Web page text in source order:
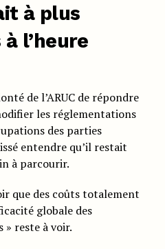
à plus
l’heure
de l’ARUC de répondre
les réglementations
des parties
entendre qu’il restait
à parcourir.
que des coûts totalement
globale des
» reste à voir.